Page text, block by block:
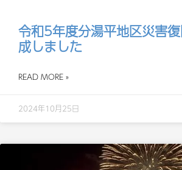
令和5年度分湯平地区災害
成しました
READ MORE »
2024年10月25日